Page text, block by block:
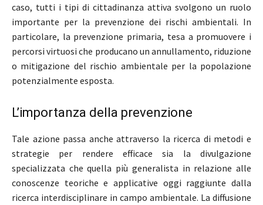
caso, tutti i tipi di cittadinanza attiva svolgono un ruolo
importante per la prevenzione dei rischi ambientali. In
particolare, la prevenzione primaria, tesa a promuovere i
percorsi virtuosi che producano un annullamento, riduzione
o mitigazione del rischio ambientale per la popolazione
potenzialmente esposta.
L’importanza della prevenzione
Tale azione passa anche attraverso la ricerca di metodi e
strategie per rendere efficace sia la divulgazione
specializzata che quella più generalista in relazione alle
conoscenze teoriche e applicative oggi raggiunte dalla
ricerca interdisciplinare in campo ambientale. La diffusione